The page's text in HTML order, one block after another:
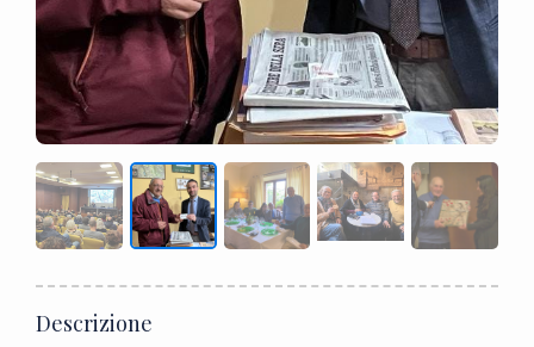
Descrizione